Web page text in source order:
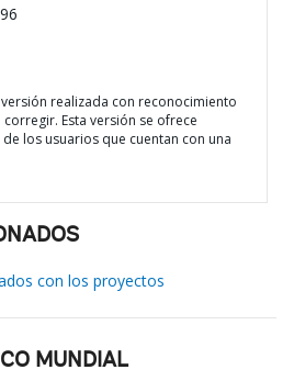
realizada con reconocimiento
Esta versión se ofrece
los usuarios que cuentan con una
con los proyectos
MUNDIAL